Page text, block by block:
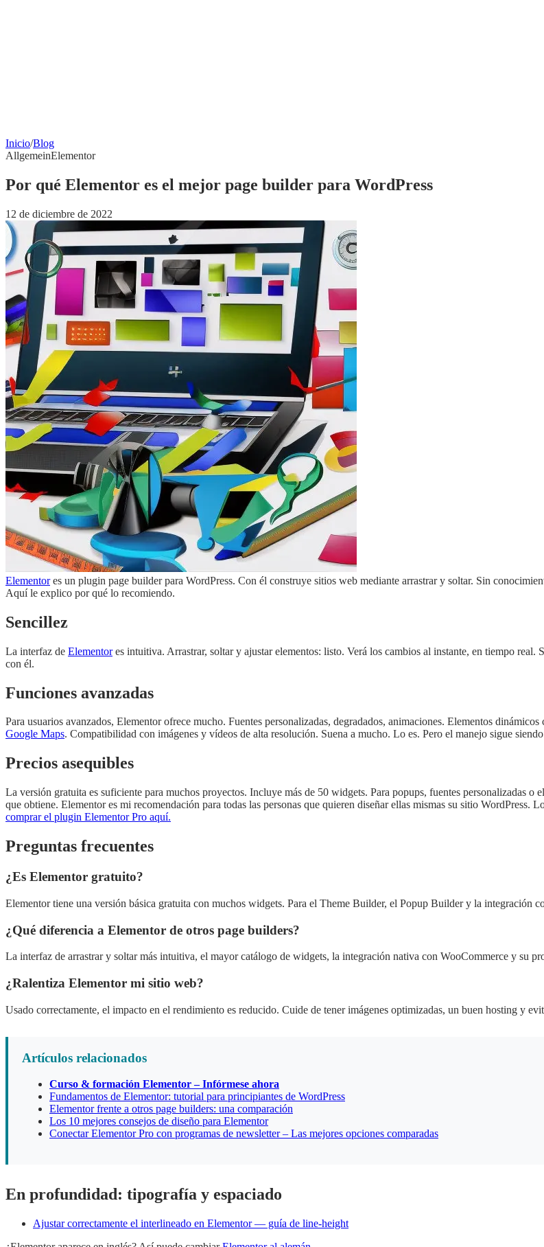
Inicio/Blog
AllgemeinElementor
Por qué Elementor es el mejor page builder para WordPress
12 de diciembre de 2022
Elementores un plugin page builder para WordPress. Con él construye sitios web mediante arrastrar y soltar. Sin
Aquí le explico por qué lo recomiendo.
Sencillez
La interfaz de Elementores intuitiva. Arrastrar, soltar y ajustar elementos: listo. Verá los cambios al instante, en tiempo
con él.
Funciones avanzadas
Para usuarios avanzados, Elementor ofrece mucho. Fuentes personalizadas, degradados, animaciones. Elementos dinámicos
Google Maps. Compatibilidad con imágenes y vídeos de alta resolución. Suena a mucho. Lo es. Pero el manejo sigue
Precios asequibles
La versión gratuita es suficiente para muchos proyectos. Incluye más de 50 widgets. Para popups, fuentes personalizadas o
que obtiene. Elementor es mi recomendación para todas las personas que quieren diseñar ellas mismas su sitio WordPress.
comprar el plugin Elementor Pro aquí.
Preguntas frecuentes
¿Es Elementor gratuito?
Elementor tiene una versión básica gratuita con muchos widgets. Para el Theme Builder, el Popup Builder y la integración
¿Qué diferencia a Elementor de otros page builders?
La interfaz de arrastrar y soltar más intuitiva, el mayor catálogo de widgets, la integración nativa con WooCommerce y su
¿Ralentiza Elementor mi sitio web?
Usado correctamente, el impacto en el rendimiento es reducido. Cuide de tener imágenes optimizadas, un buen hosting y
Artículos relacionados
Curso & formación Elementor – Infórmese ahora
Fundamentos de Elementor: tutorial para principiantes de WordPress
Elementor frente a otros page builders: una comparación
Los 10 mejores consejos de diseño para Elementor
Conectar Elementor Pro con programas de newsletter – Las mejores opciones comparadas
En profundidad: tipografía y espaciado
Ajustar correctamente el interlineado en Elementor — guía de line-height